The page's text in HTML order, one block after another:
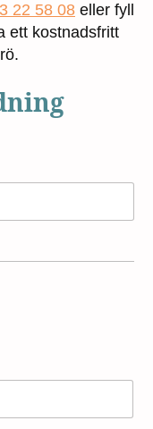
22 58 08 eller fyll
ett kostnadsfritt